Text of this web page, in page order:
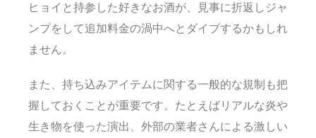
ヒョイと持参した好きなお酒が、見事に折返しジャ
ンプをして追加料金の渦中へとダイブするかもしれ
ません。
また、持ち込みアイテムに関する一般的な規制も把
握しておくことが重要です。たとえばリアルな炎や
生き物を使った演出、外部の業者さんによる激しい